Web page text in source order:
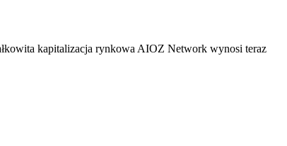
kapitalizacja rynkowa AIOZ Network wynosi teraz